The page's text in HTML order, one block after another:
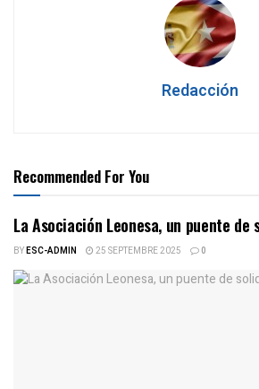
Redacción
Recommended For You
La Asociación Leonesa, un puente de
BYESC-ADMIN 25 SEPTEMBRE 2025 0